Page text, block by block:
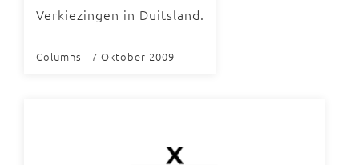
Verkiezingen in Duitsland.
Columns - 7 Oktober 2009